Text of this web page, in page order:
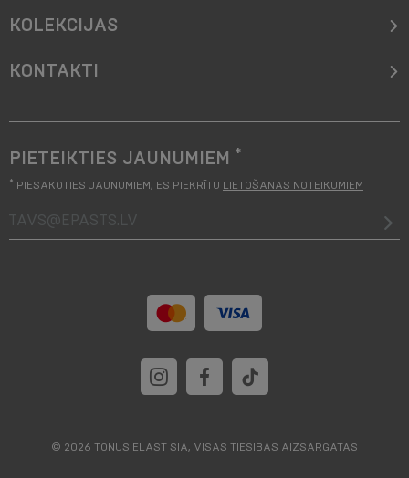
KOLEKCIJAS
KONTAKTI
PIETEIKTIES JAUNUMIEM *
* PIESAKOTIES JAUNUMIEM, ES PIEKRĪTU LIETOŠANAS NOTEIKUMIEM
tavs@epasts.lv
© 2026 TONUS ELAST SIA, VISAS TIESĪBAS AIZSARGĀTAS